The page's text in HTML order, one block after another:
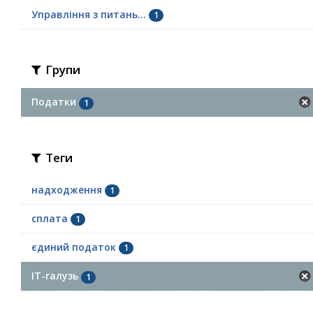
Управління з питань... 1
Групи
Податки 1
Теги
надходження 1
сплата 1
єдиний податок 1
ІТ-галузь 1